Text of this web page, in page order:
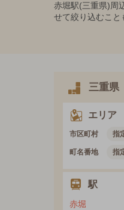
赤堀駅(三重県)周
せて絞り込むこと
三重県
エリア
市区町村 指
町名番地 指
駅
赤堀